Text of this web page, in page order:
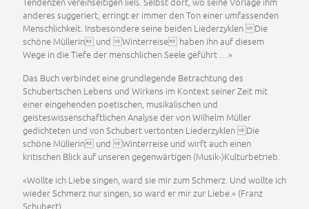
anderes suggeriert, erringt er immer den Ton einer umfassenden
Menschlichkeit. Insbesondere seine beiden Liederzyklen Die
schöne Müllerin und Winterreise haben ihn auf diesem
Wege in die Tiefe der menschlichen Seele geführt …»
Das Buch verbindet eine grundlegende Betrachtung des
Schubertschen Lebens und Wirkens im Kontext seiner Zeit mit
einer eingehenden poetischen, musikalischen und
geisteswissenschaftlichen Analyse der von Wilhelm Müller
gedichteten und von Schubert vertonten Liederzyklen Die
schöne Müllerin und Winterreise und wirft auch einen
kritischen Blick auf unseren gegenwärtigen (Musik-)Kulturbetrieb.
«Wollte ich Liebe singen, ward sie mir zum Schmerz. Und wollte ich
wieder Schmerz nur singen, so ward er mir zur Liebe.» (Franz
Schubert)